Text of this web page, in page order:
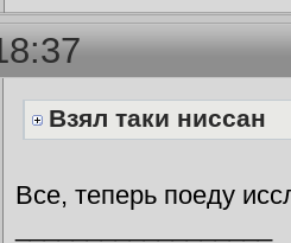
Взял таки ниссан
Все, теперь поеду